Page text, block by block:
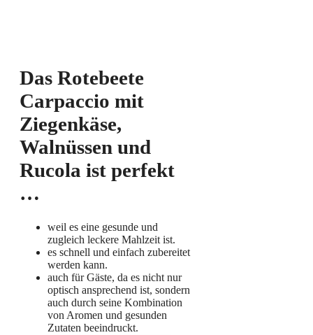
Das Rotebeete
Carpaccio mit
Ziegenkäse,
Walnüssen und
Rucola ist perfekt
…
weil es eine gesunde und
zugleich leckere Mahlzeit ist.
es schnell und einfach zubereitet
werden kann.
auch für Gäste, da es nicht nur
optisch ansprechend ist, sondern
auch durch seine Kombination
von Aromen und gesunden
Zutaten beeindruckt.